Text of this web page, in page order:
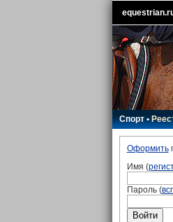
Спорт•
Оформить
Имя (
Пароль (